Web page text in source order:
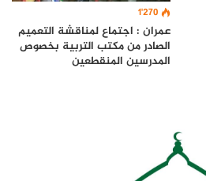
1٬270
عمران : اجتماع لمناقشة التعميم
الصادر من مكتب التربية بخصوص
المدرسين المنقطعين